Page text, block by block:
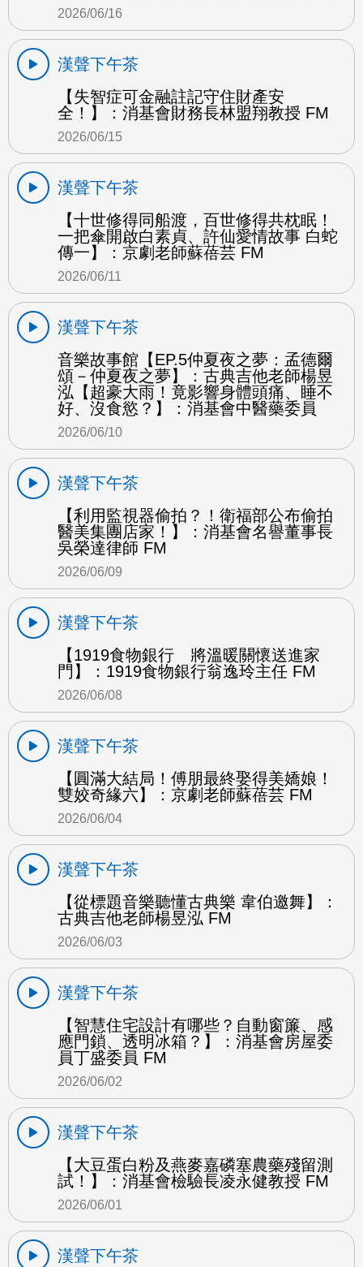
2026/06/16
漢聲下午茶
【失智症可金融註記守住財產安
全！】：消基會財務長林盟翔教授 FM
2026/06/15
漢聲下午茶
【十世修得同船渡，百世修得共枕眠！
一把傘開啟白素貞、許仙愛情故事 白蛇
傳一】：京劇老師蘇蓓芸 FM
2026/06/11
漢聲下午茶
音樂故事館【EP.5仲夏夜之夢：孟德爾
頌－仲夏夜之夢】：古典吉他老師楊昱
泓【超豪大雨！竟影響身體頭痛、睡不
好、沒食慾？】：消基會中醫藥委員
2026/06/10
漢聲下午茶
【利用監視器偷拍？！衛福部公布偷拍
醫美集團店家！】：消基會名譽董事長
吳榮達律師 FM
2026/06/09
漢聲下午茶
【1919食物銀行 將溫暖關懷送進家
門】：1919食物銀行翁逸玲主任 FM
2026/06/08
漢聲下午茶
【圓滿大結局！傅朋最終娶得美嬌娘！
雙姣奇緣六】：京劇老師蘇蓓芸 FM
2026/06/04
漢聲下午茶
【從標題音樂聽懂古典樂 韋伯邀舞】：
古典吉他老師楊昱泓 FM
2026/06/03
漢聲下午茶
【智慧住宅設計有哪些？自動窗簾、感
應門鎖、透明冰箱？】：消基會房屋委
員丁盛委員 FM
2026/06/02
漢聲下午茶
【大豆蛋白粉及燕麥嘉磷塞農藥殘留測
試！】：消基會檢驗長凌永健教授 FM
2026/06/01
漢聲下午茶